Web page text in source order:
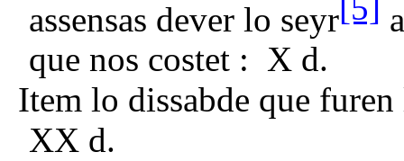
assensas dever lo seyr
que nos costet : X d.
Item lo dissabde que
XX d.